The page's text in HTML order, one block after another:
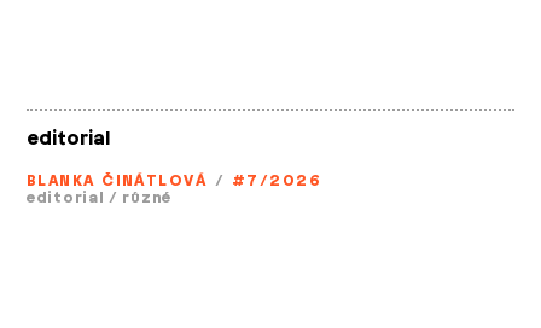
editorial
BLANKA ČINÁTLOVÁ / #7/2026
editorial / různé